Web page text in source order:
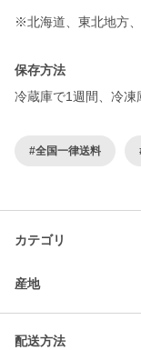
※北海道、東北地方
保存方法
冷蔵庫で1週間、冷凍
#全国一律送料
カテゴリ
産地
配送方法